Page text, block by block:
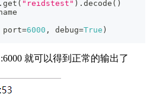
. get ( "reidstest" ) . decode ( )
port=6000 , debug=True )
就可以得到正常的输出了